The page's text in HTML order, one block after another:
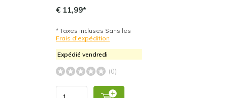
€ 11,99*
* Taxes incluses Sans les
Frais d'expédition
Expédié vendredi
(0)